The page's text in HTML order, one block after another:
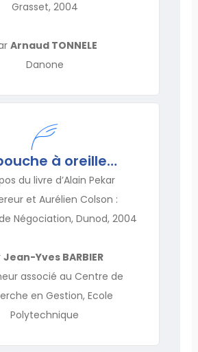
Grasset, 2004
Arnaud TONNELE
Danone
à oreille…
du livre d’Alain Pekar
et Aurélien Colson :
Négociation, Dunod, 2004
Jean-Yves BARBIER
associé au Centre de
en Gestion, Ecole
Polytechnique